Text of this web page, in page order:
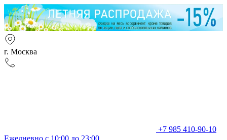
г. Москва
+7 985 410-90-10
Ежедневно с 10:00 до 23:00